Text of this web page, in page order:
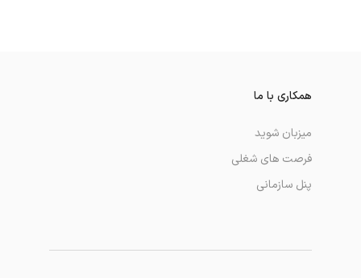
همکاری با ما
میزبان شوید
فرصت های شغلی
پنل سازمانی